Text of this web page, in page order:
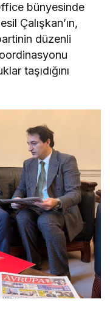
bünyesinde
Çalışkan’ın,
düzenli
taşıdığını